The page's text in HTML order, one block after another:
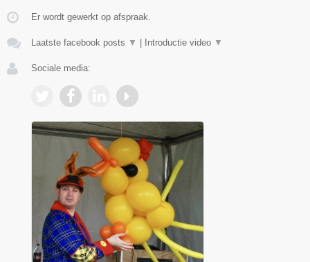
Er wordt gewerkt op afspraak.
Laatste facebook posts ▼ Introductie video ▼
Sociale media: